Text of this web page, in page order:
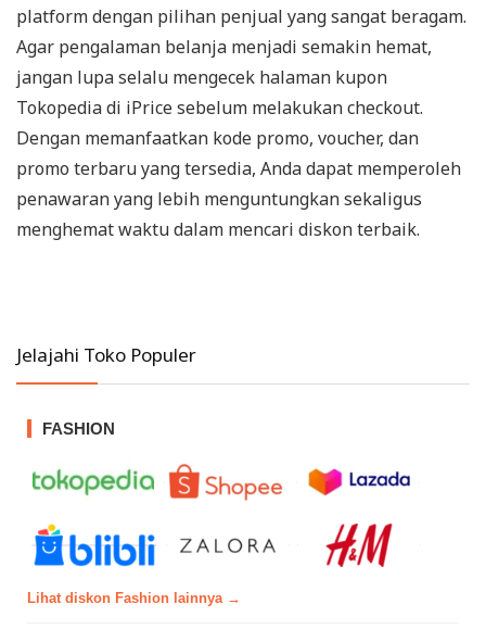
platform dengan pilihan penjual yang sangat beragam.
Agar pengalaman belanja menjadi semakin hemat,
jangan lupa selalu mengecek halaman kupon
Tokopedia di iPrice sebelum melakukan checkout.
Dengan memanfaatkan kode promo, voucher, dan
promo terbaru yang tersedia, Anda dapat memperoleh
penawaran yang lebih menguntungkan sekaligus
menghemat waktu dalam mencari diskon terbaik.
Jelajahi Toko Populer
FASHION
Lihat diskon Fashion lainnya →